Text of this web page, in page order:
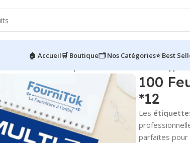
🏠 Accueil🛒 Boutique🗂️ Nos Catégories⭐ Best
100
*12
Les
parfaites pour